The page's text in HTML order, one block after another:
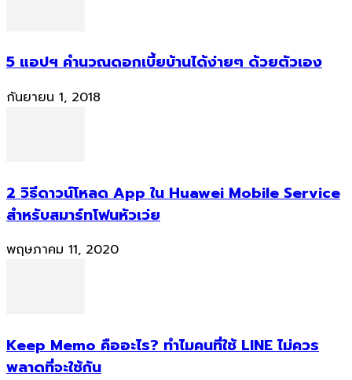
5 แอปฯ คำนวณดอกเบี้ยบ้านได้ง่ายๆ ด้วยตัวเอง
กันยายน 1, 2018
2 วิธีดาวน์โหลด App ใน Huawei Mobile Service
สำหรับสมาร์ทโฟนหัวเว่ย
พฤษภาคม 11, 2020
Keep Memo คืออะไร? ทำไมคนที่ใช้ LINE ไม่ควร
พลาดที่จะใช้กัน